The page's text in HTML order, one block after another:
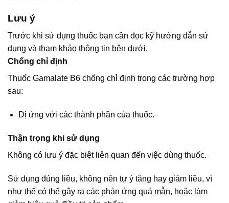
Lưu ý
Trước khi sử dụng thuốc bạn cần đọc kỹ hướng dẫn sử
dụng và tham khảo thông tin bên dưới.
Chống chỉ định
Thuốc Gamalate B6 chống chỉ định trong các trường hợp
sau:
Dị ứng với các thành phần của thuốc.
Thận trọng khi sử dụng
Không có lưu ý đặc biệt liên quan đến việc dùng thuốc.
Sử dụng đúng liều, không nên tự ý tăng hay giảm liều, vì
như thế có thể gây ra các phản ứng quá mẫn, hoặc làm